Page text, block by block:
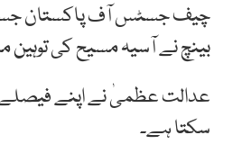
چیف جسٹس آف پاکستان
بینچ نے آسیہ مسیح کی توہین
عدالت عظمیٰ نے اپنے فیصلے
سکتا ہے۔